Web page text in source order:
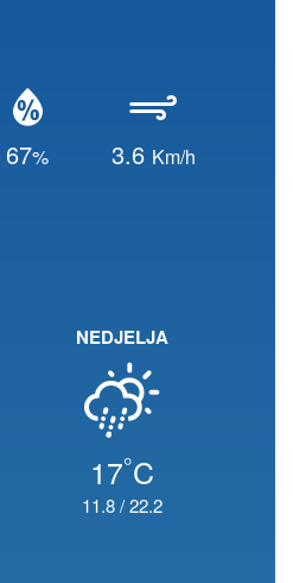
67% 3.6 Km/h
NEDJELJA
17°C
11.8/22.2